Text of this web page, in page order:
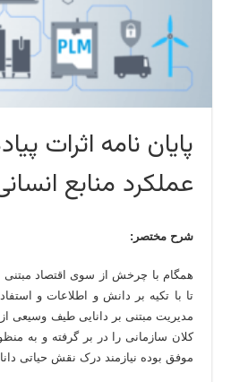
پایان نامه اثرات
عملکرد منابع
شرح مختصر:
همگام با چرخش از سوی اقتصاد مبتنی
تا با تکیه بر دانش و اطلاعات و
مدیریت مبتنی بر دانایی طیف وسیعی
کلان سازمانی را در بر گرفته و به
موفق بوده نیازمند درک نقش حیاتی